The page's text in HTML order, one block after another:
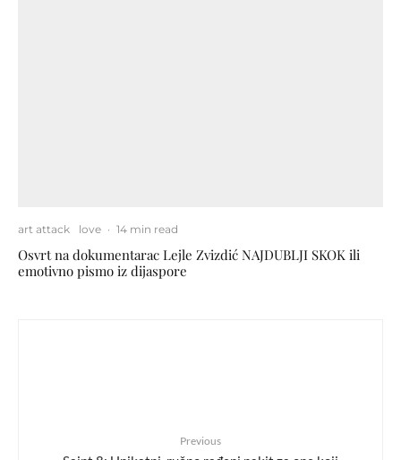
art attack love · 14 min read
Osvrt na dokumentarac Lejle Zvizdić NAJDUBLJI SKOK ili
emotivno pismo iz dijaspore
Previous